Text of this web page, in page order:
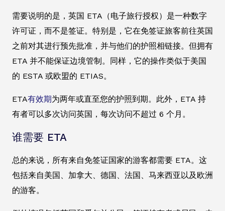
需要说明的是，英国 ETA（电子旅行授权）是一种数字
许可证，而不是签证。特别是，它在免签证旅客前往英国
之前对其进行预先批准，并与他们的护照相链接。但拥有
ETA 并不能保证边境管制。同样，它的操作类似于美国
的 ESTA 或欧盟的 ETIAS。
ETA有效期为两年或直至您的护照到期。此外，ETA 持
有者可以多次访问英国，每次访问不超过 6 个月。
谁需要 ETA
总的来说，所有来自免签证国家的游客都需要 ETA。这
包括来自美国、加拿大、德国、法国、马来西亚以及欧洲
的游客。